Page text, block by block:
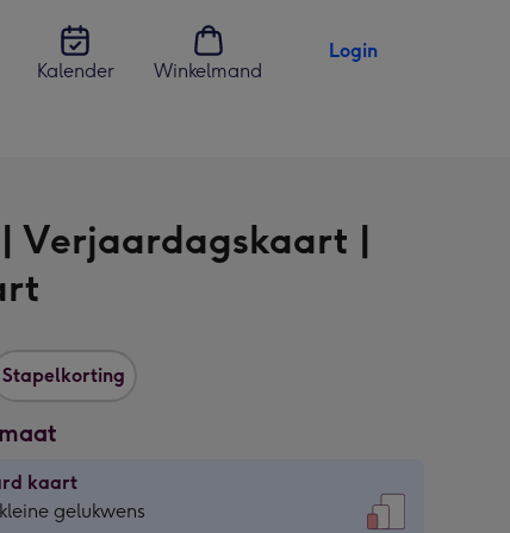
Kalender
Winkelmand
Login
Verjaardagskaart |
Stapelkorting
kaart
gelukwens